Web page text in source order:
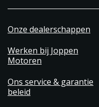
Onze dealerschappen
Werken bij Joppen
Motoren
Ons service & garantie
beleid